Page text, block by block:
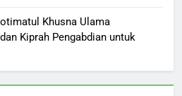
Khusna Ulama
Kiprah Pengabdian untuk